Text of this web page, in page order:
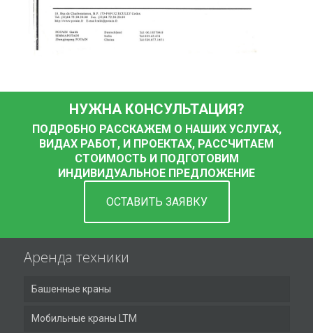
НУЖНА КОНСУЛЬТАЦИЯ?
ПОДРОБНО РАССКАЖЕМ О НАШИХ УСЛУГАХ,
ВИДАХ РАБОТ, И ПРОЕКТАХ, РАССЧИТАЕМ
СТОИМОСТЬ И ПОДГОТОВИМ
ИНДИВИДУАЛЬНОЕ ПРЕДЛОЖЕНИЕ
ОСТАВИТЬ ЗАЯВКУ
Аренда техники
Башенные краны
Мобильные краны LTM